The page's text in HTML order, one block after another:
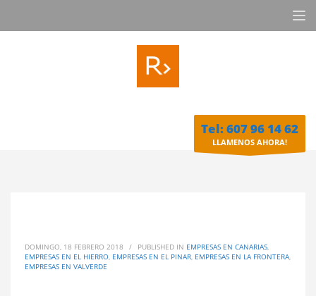
Tel: 607 96 14 62
LLAMENOS AHORA!
DOMINGO, 18 FEBRERO 2018 / PUBLISHED IN EMPRESAS EN CANARIAS,
EMPRESAS EN EL HIERRO, EMPRESAS EN EL PINAR, EMPRESAS EN LA FRONTERA,
EMPRESAS EN VALVERDE